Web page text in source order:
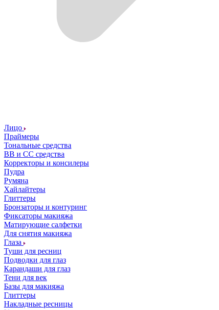
Лицо
Праймеры
Тональные средства
ВВ и СС средства
Корректоры и консилеры
Пудра
Румяна
Хайлайтеры
Глиттеры
Бронзаторы и контуринг
Фиксаторы макияжа
Матирующие салфетки
Для снятия макияжа
Глаза
Туши для ресниц
Подводки для глаз
Карандаши для глаз
Тени для век
Базы для макияжа
Глиттеры
Накладные ресницы